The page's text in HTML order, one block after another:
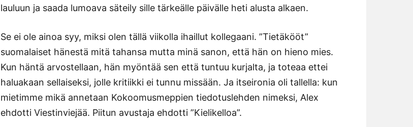
lauluun ja saada lumoava säteily sille tärkeälle päivälle heti alusta alkaen.
Se ei ole ainoa syy, miksi olen tällä viikolla ihaillut kollegaani. ”Tietäkööt”
suomalaiset hänestä mitä tahansa mutta minä sanon, että hän on hieno mies.
Kun häntä arvostellaan, hän myöntää sen että tuntuu kurjalta, ja toteaa ettei
haluakaan sellaiseksi, jolle kritiikki ei tunnu missään. Ja itseironia oli tallella: kun
mietimme mikä annetaan Kokoomusmeppien tiedotuslehden nimeksi, Alex
ehdotti Viestinviejää. Piitun avustaja ehdotti ”Kielikelloa”.